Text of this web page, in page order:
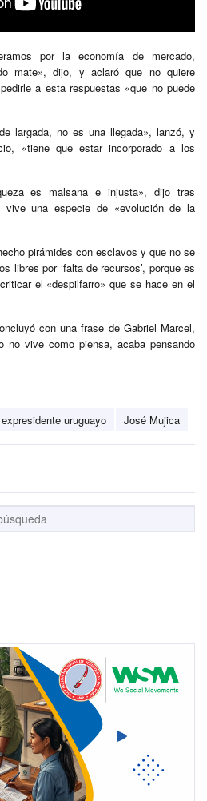
por la economía de mercado,
mate», dijo, y aclaró que no quiere
a esta respuestas «que no puede
largada, no es una llegada», lanzó, y
«tiene que estar incorporado a los
es malsana e injusta», dijo tras
vive una especie de «evolución de la
pirámides con esclavos y que no se
libres por ‘falta de recursos’, porque es
el «despilfarro» que se hace en el
con una frase de Gabriel Marcel,
no vive como piensa, acaba pensando
expresidente uruguayo José Mujica